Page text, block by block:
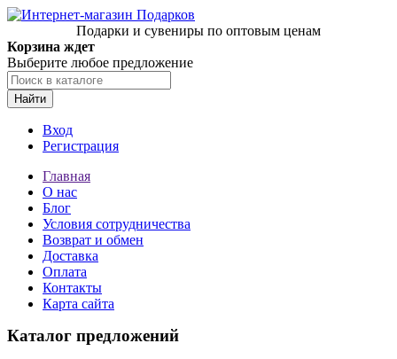
Подарки и сувениры по оптовым ценам
Корзина ждет
Выберите любое предложение
Найти
Вход
Регистрация
Главная
О нас
Блог
Условия сотрудничества
Возврат и обмен
Доставка
Оплата
Контакты
Карта сайта
Каталог предложений